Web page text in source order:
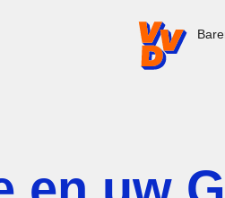
VVD.nl - Ga